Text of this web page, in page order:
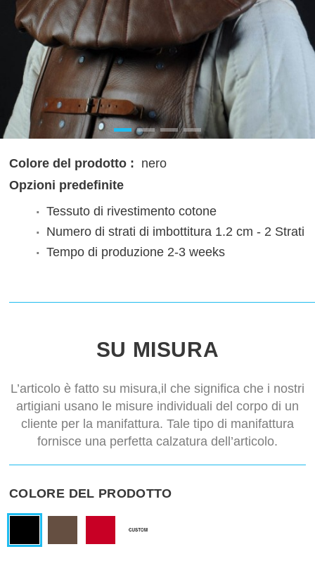
Colore del prodotto : nero
Opzioni predefinite
Tessuto di rivestimento cotone
Numero di strati di imbottitura 1.2 cm - 2 Strati
Tempo di produzione 2-3 weeks
SU MISURA
L’articolo è fatto su misura,il che significa che i nostri
artigiani usano le misure individuali del corpo di un
cliente per la manifattura. Tale tipo di manifattura
fornisce una perfetta calzatura dell’articolo.
COLORE DEL PRODOTTO